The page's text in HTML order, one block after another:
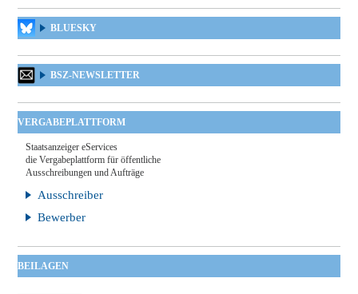
BLUESKY
BSZ-NEWSLETTER
VERGABEPLATTFORM
Staatsanzeiger eServices
die Vergabeplattform für öffentliche
Ausschreibungen und Aufträge
Ausschreiber
Bewerber
BEILAGEN